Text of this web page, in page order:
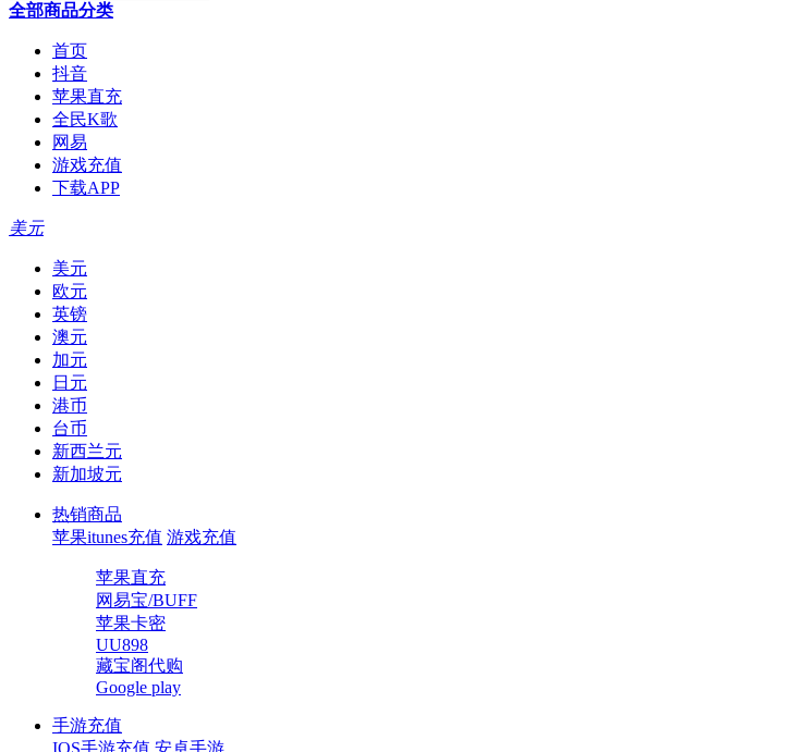
全部商品分类
首页
抖音
苹果直充
全民K歌
网易
游戏充值
下载APP
美元
美元
欧元
英镑
澳元
加元
日元
港币
台币
新西兰元
新加坡元
热销商品
苹果itunes充值 游戏充值
苹果直充
网易宝/BUFF
苹果卡密
UU898
藏宝阁代购
Google play
手游充值
IOS手游充值 安卓手游